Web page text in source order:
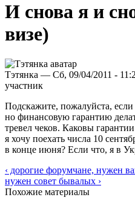
И снова я и
визе)
Тэтянка — Сб, 09/04/2011 -
участник
Подскажите, пожалуйста,
но финансовую гарантию
тревел чеков. Каковы
я хочу поехать числа 10
в конце июня? Если что, я в
‹ дорогие форумчане, нужен
нужен совет бывалых ›
Похожие материалы